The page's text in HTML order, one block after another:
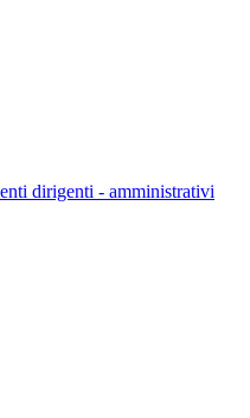
dirigenti - amministrativi